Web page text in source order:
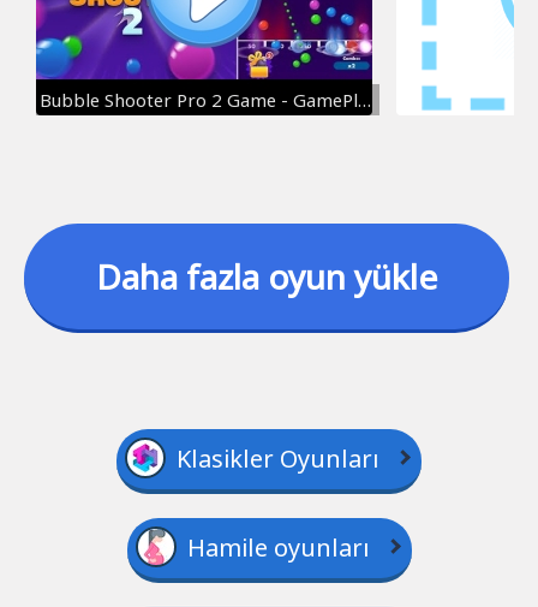
Bubble Shooter Pro 2 Game - GamePlay Walkthrough
Daha fazla oyun yükle
Klasikler Oyunları
Hamile oyunları